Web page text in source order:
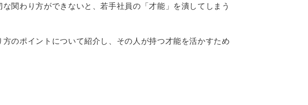
関わり方ができないと、若手社員の「才能」を潰してしまう
のポイントについて紹介し、その人が持つ才能を活かすため